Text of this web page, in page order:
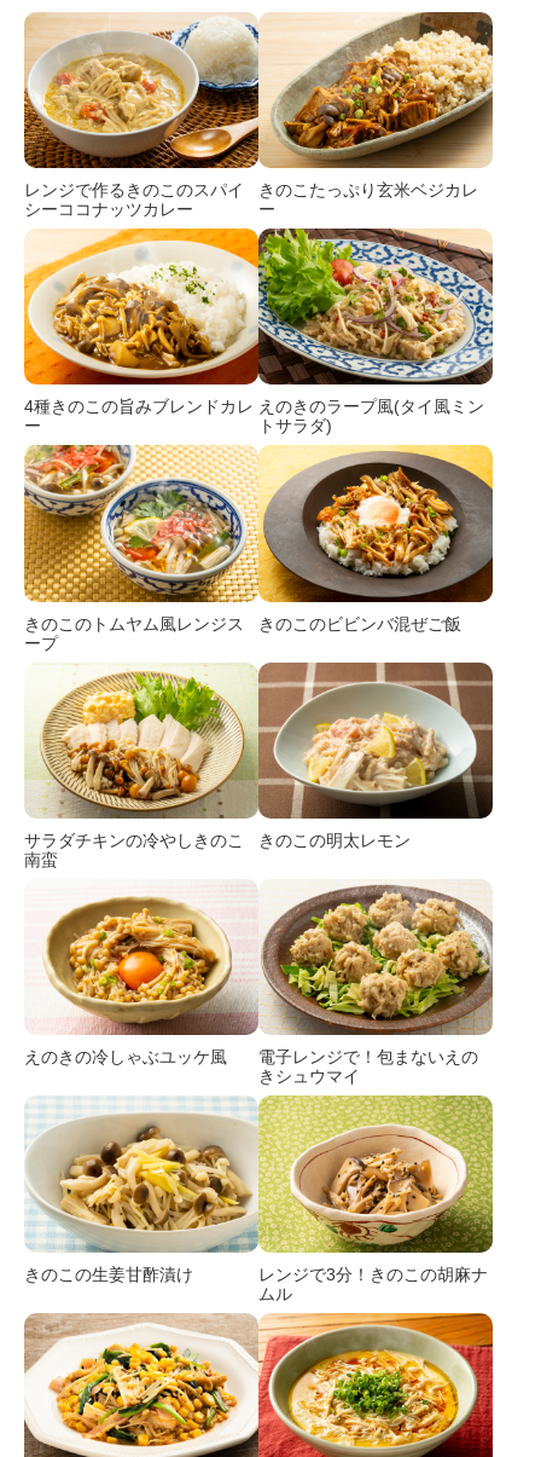
レンジで作るきのこのスパイ
シーココナッツカレー
きのこたっぷり玄米ベジカレ
ー
4種きのこの旨みブレンドカレ
ー
えのきのラープ風(タイ風ミン
トサラダ)
きのこのトムヤム風レンジス
ープ
きのこのビビンバ混ぜご飯
サラダチキンの冷やしきのこ
南蛮
きのこの明太レモン
えのきの冷しゃぶユッケ風
電子レンジで！包まないえの
きシュウマイ
きのこの生姜甘酢漬け
レンジで3分！きのこの胡麻ナ
ムル